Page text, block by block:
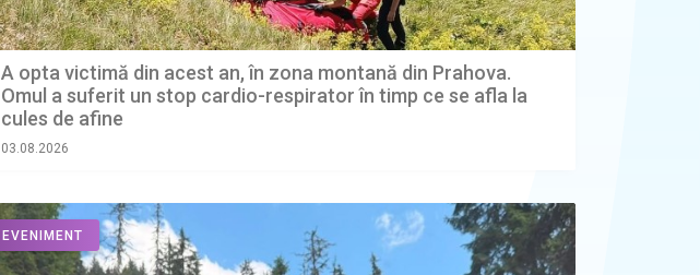
A opta victimă din acest an, în zona montană din Prahova.
Omul a suferit un stop cardio-respirator în timp ce se afla la
cules de afine
03.08.2026
EVENIMENT